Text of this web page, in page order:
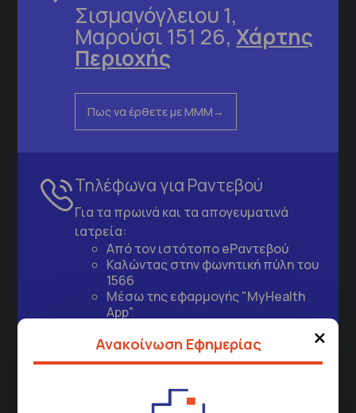
×
Ανακοίνωση Εφημερίας
Σισμανόγλειου 1,
Μαρούσι 151 26,Χάρτης
Περιοχής
Πως να έρθετε με ΜΜΜ
Τηλέφωνα για Ραντεβού
Για τα πρωινά και τα απογευματινά
ιατρεία:
Από τον ιστότοποeΡαντεβού
Καλώντας στην φωνητική πύλη του
1566
Μέσω της εφαρμογής "MyHealth
App"